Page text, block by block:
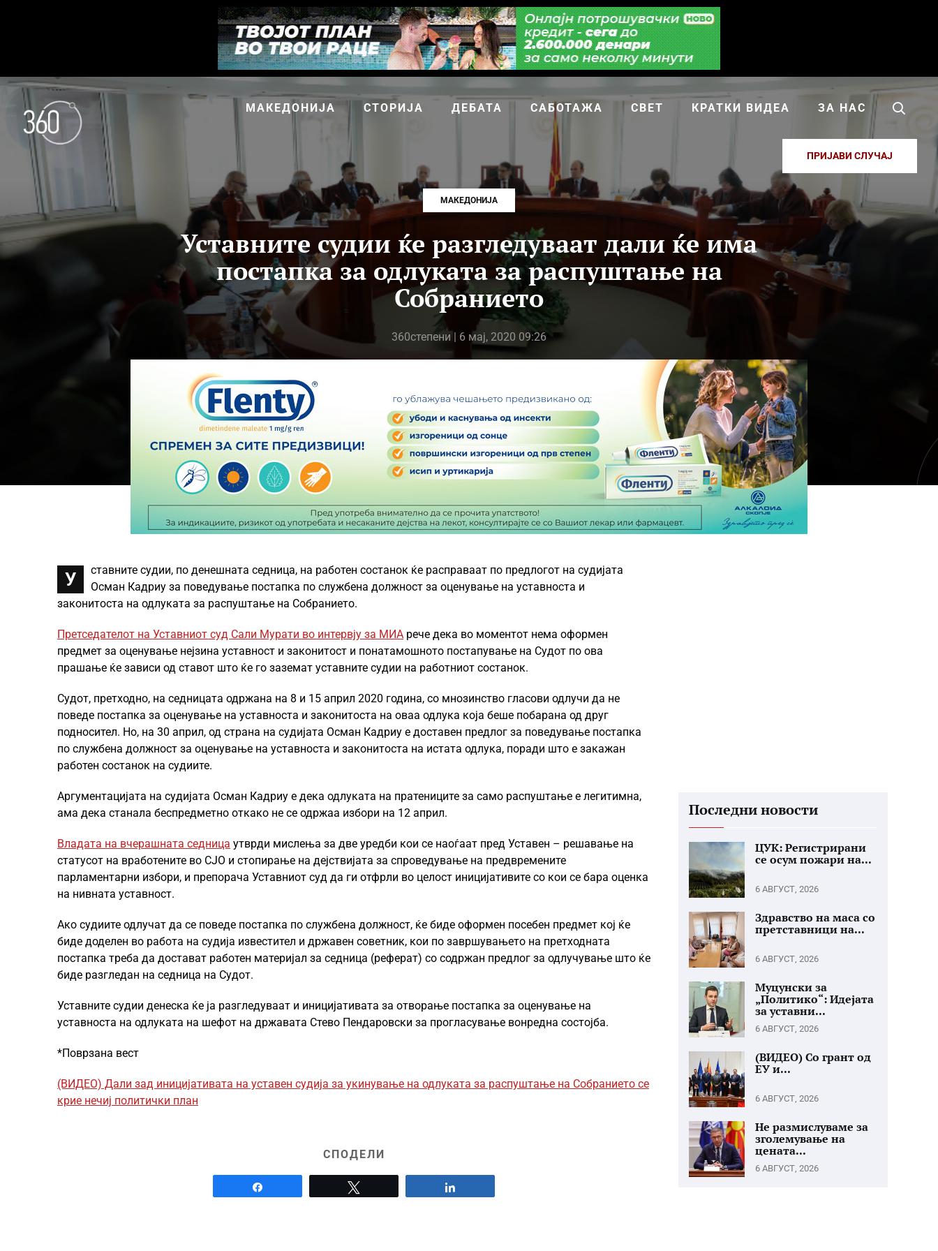
МАКЕДОНИЈА СТОРИЈА ДЕБАТА САБОТАЖА СВЕТ КРАТКИ ВИДЕА ЗА НАС
ПРИЈАВИ СЛУЧАЈ
МАКЕДОНИЈА
Уставните судии ќе разгледуваат дали ќе има
постапка за одлуката за распуштање на
Собранието
360степени | 6 мај, 2020 09:26
У
ставните судии, по денешната седница, на работен состанок ќе расправаат по предлогот на судијата
Осман Кадриу за поведување постапка по службена должност за оценување на уставноста и
законитоста на одлуката за распуштање на Собранието.
Претседателот на Уставниот суд Сали Мурати во интервју за МИА рече дека во моментот нема оформен
предмет за оценување нејзина уставност и законитост и понатамошното постапување на Судот по ова
прашање ќе зависи од ставот што ќе го заземат уставните судии на работниот состанок.
Судот, претходно, на седницата одржана на 8 и 15 април 2020 година, со мнозинство гласови одлучи да не
поведе постапка за оценување на уставноста и законитоста на оваа одлука која беше побарана од друг
подносител. Но, на 30 април, од страна на судијата Осман Кадриу е доставен предлог за поведување постапка
по службена должност за оценување на уставноста и законитоста на истата одлука, поради што е закажан
работен состанок на судиите.
Аргументацијата на судијата Осман Кадриу е дека одлуката на пратениците за само распуштање е легитимна,
ама дека станала беспредметно откако не се одржаа избори на 12 април.
Владата на вчерашната седница утврди мислења за две уредби кои се наоѓаат пред Уставен – решавање на
статусот на вработените во СЈО и стопирање на дејствијата за спроведување на предвремените
парламентарни избори, и препорача Уставниот суд да ги отфрли во целост иницијативите со кои се бара оценка
на нивната уставност.
Ако судиите одлучат да се поведе постапка по службена должност, ќе биде оформен посебен предмет кој ќе
биде доделен во работа на судија известител и државен советник, кои по завршувањето на претходната
постапка треба да достават работен материјал за седница (реферат) со содржан предлог за одлучување што ќе
биде разгледан на седница на Судот.
Уставните судии денеска ќе ја разгледуваат и иницијативата за отворање постапка за оценување на
уставноста на одлуката на шефот на државата Стево Пендаровски за прогласување вонредна состојба.
*Поврзана вест
(ВИДЕО) Дали зад иницијативата на уставен судија за укинување на одлуката за распуштање на Собранието се
крие нечиј политички план
СПОДЕЛИ
Последни новости
ЦУК: Регистрирани
се осум пожари на...
6 АВГУСТ, 2026
Здравство на маса со
претставници на...
6 АВГУСТ, 2026
Муцунски за
„Политико“: Идејата
за уставни...
6 АВГУСТ, 2026
(ВИДЕО) Со грант од
ЕУ и...
6 АВГУСТ, 2026
Не размислуваме за
зголемување на
цената...
6 АВГУСТ, 2026